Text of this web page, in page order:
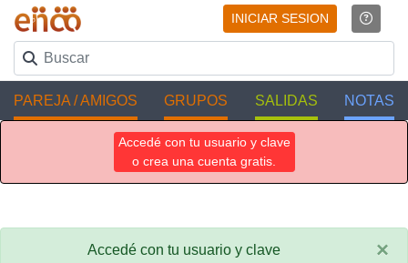
INICIAR SESION
PAREJA / AMIGOS GRUPOS SALIDAS NOTAS
Accedé con tu usuario y clave
o crea una cuenta gratis.
Accedé con tu usuario y clave
×